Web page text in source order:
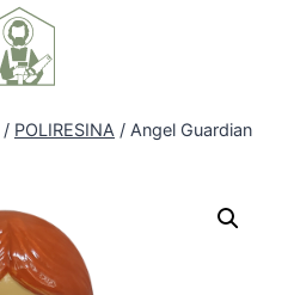
/ POLIRESINA / Angel Guardian